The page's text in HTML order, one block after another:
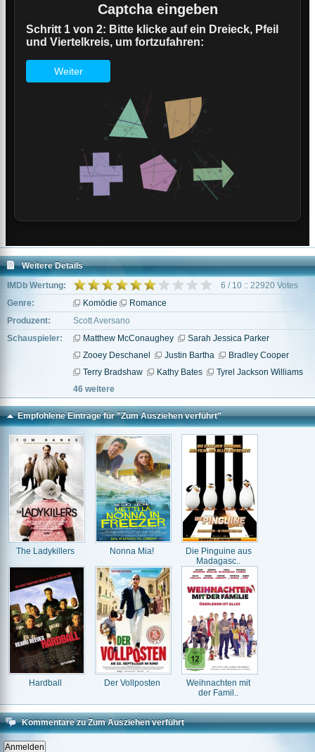
Weitere Details
IMDb Wertung:
6 / 10 :: 22920 Votes
Genre:
Komödie
Romance
Produzent:
Scott Aversano
Schauspieler:
Matthew McConaughey
Sarah Jessica Parker
Zooey Deschanel
Justin Bartha
Bradley Cooper
Terry Bradshaw
Kathy Bates
Tyrel Jackson Williams
46 weitere
Empfohlene Einträge für "Zum Ausziehen verführt"
The Ladykillers Nonna Mia!
Die Pinguine aus
Madagasc..
Hardball Der Vollposten
Weihnachten mit
der Famil..
Kommentare zu Zum Ausziehen verführt